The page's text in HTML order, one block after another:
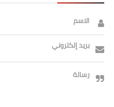
الاسم
بريد إلكتروني
رسالة